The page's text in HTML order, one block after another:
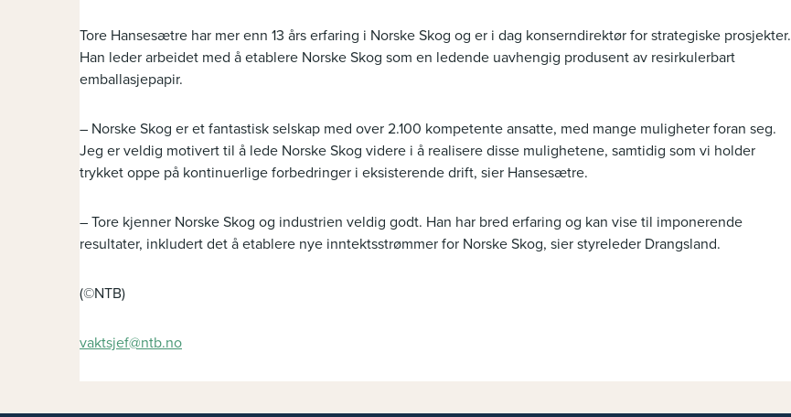
Tore Hansesætre har mer enn 13 års erfaring i Norske Skog og er i dag konserndirektør for strategiske prosjekter.
Han leder arbeidet med å etablere Norske Skog som en ledende uavhengig produsent av resirkulerbart
emballasjepapir.
– Norske Skog er et fantastisk selskap med over 2.100 kompetente ansatte, med mange muligheter foran seg.
Jeg er veldig motivert til å lede Norske Skog videre i å realisere disse mulighetene, samtidig som vi holder
trykket oppe på kontinuerlige forbedringer i eksisterende drift, sier Hansesætre.
– Tore kjenner Norske Skog og industrien veldig godt. Han har bred erfaring og kan vise til imponerende
resultater, inkludert det å etablere nye inntektsstrømmer for Norske Skog, sier styreleder Drangsland.
(©NTB)
vaktsjef@ntb.no